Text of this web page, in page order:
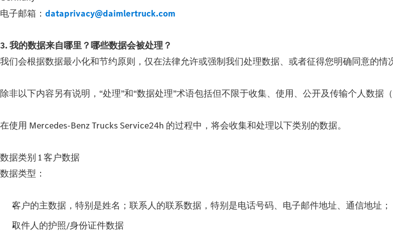
电子邮箱： dataprivacy@daimlertruck.com
3. 我的数据来自哪里？哪些数据会被处理？
我们会根据数据最小化和节约原则，仅在法律允许或强制我们处理数据、或者征得您明确同意的情
除非以下内容另有说明，“处理”和“数据处理”术语包括但不限于收集、使用、公开及传输个人数据（
在使用 Mercedes‑Benz Trucks Service24h 的过程中，将会收集和处理以下类别的数据。
数据类别 1 客户数据
数据类型：
客户的主数据，特别是姓名；联系人的联系数据，特别是电话号码、电子邮件地址、通信地址；
取件人的护照/身份证件数据